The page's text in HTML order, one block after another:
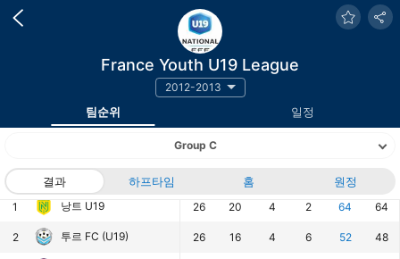
France Youth U19 League
2012-2013
팀순위 일정
Group C
결과 하프타임 홈 원정
랭킹 팀
1 낭트 U19
2 투르 FC (U19)
승점
26 20 4 2 64 64
26 16 4 6 52 48